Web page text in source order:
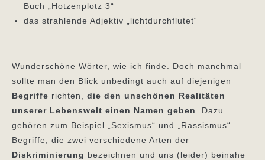
Buch „Hotzenplotz 3“
das strahlende Adjektiv „lichtdurchflutet“
Wunderschöne Wörter, wie ich finde. Doch manchmal
sollte man den Blick unbedingt auch auf diejenigen
Begriffe richten, die den unschönen Realitäten
unserer Lebenswelt einen Namen geben
. Dazu
gehören zum Beispiel „Sexismus“ und „Rassismus“ –
Begriffe, die zwei verschiedene Arten der
Diskriminierung bezeichnen und uns (leider) beinahe